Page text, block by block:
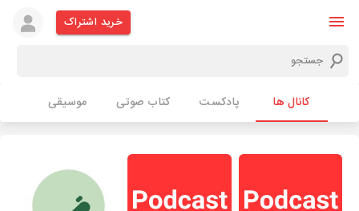
خرید اشتراک
کانال ها پادکست کتاب صوتی موسیقی